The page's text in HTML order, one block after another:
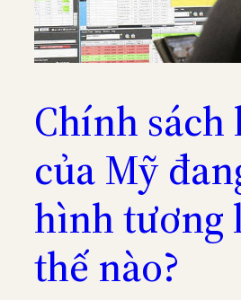
Chính
của Mỹ
hình tương
thế nào?